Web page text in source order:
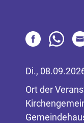
Di.,
Ort der